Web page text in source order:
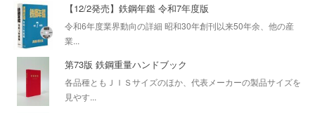
【12/2発売】鉄鋼年鑑 令和7年度版
令和6年度業界動向の詳細 昭和30年創刊以来50年余、他の産
業...
第73版 鉄鋼重量ハンドブック
各品種ともＪＩＳサイズのほか、代表メーカーの製品サイズを
見やす...